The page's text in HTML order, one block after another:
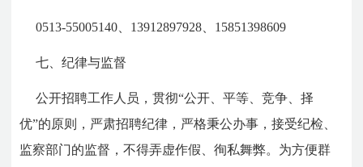
0513-55005140、13912897928、15851398609
七、纪律与监督
公开招聘工作人员，贯彻“公开、平等、竞争、择
优”的原则，严肃招聘纪律，严格秉公办事，接受纪检、
监察部门的监督，不得弄虚作假、徇私舞弊。为方便群